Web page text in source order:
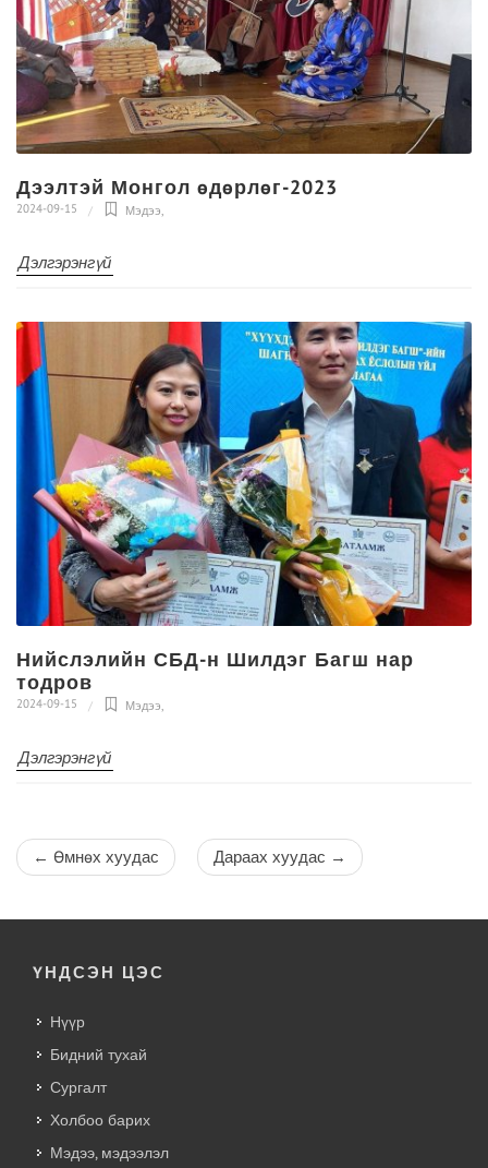
Дээлтэй Монгол өдөрлөг-2023
2024-09-15 Мэдээ,
Дэлгэрэнгүй
Нийслэлийн СБД-н Шилдэг Багш нар
тодров
2024-09-15 Мэдээ,
Дэлгэрэнгүй
← Өмнөх хуудас Дараах хуудас →
ҮНДСЭН ЦЭС
Нүүр
Бидний тухай
Сургалт
Холбоо барих
Мэдээ, мэдээлэл